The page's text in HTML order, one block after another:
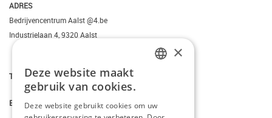
ADRES
Bedrijvencentrum Aalst @4.be
Industrielaan 4, 9320 Aalst
T. +3223095206
E. info@kiddotravel.be
×
Deze website maakt
gebruik van cookies.
Deze website gebruikt cookies om uw